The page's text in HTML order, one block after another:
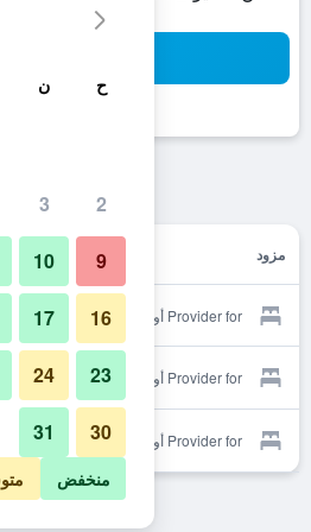
مزود
Provider for أوبرا بالازا
Provider for أوبرا بالازا
Provider for أوبرا بالازا
ح ن
2
3
9
10
16
17
23
24
30
31
منخفض